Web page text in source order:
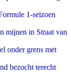
1-seizoen
mijnen in Straat van
onder grens met
bezocht terecht